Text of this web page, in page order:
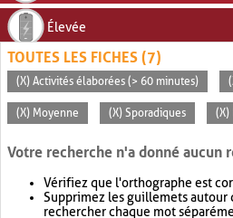
Élevée
TOUTES LES FICHES (7)
(X) Activités élaborées (> 60 minutes)
(X) Moyenne (X) Sporadiques (X)
Votre recherche n'a donné aucun
Vérifiez que l'orthographe est
Supprimez les guillemets autour
rechercher chaque mot